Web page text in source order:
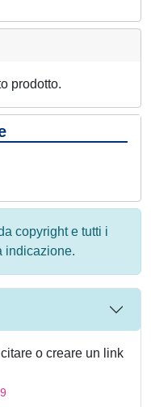
prodotto.
copyright e tutti i
indicazione.
o creare un link